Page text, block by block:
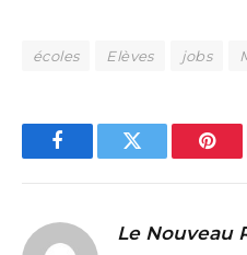
écoles Elèves jobs
FacebookTwitter
Le Nouveau